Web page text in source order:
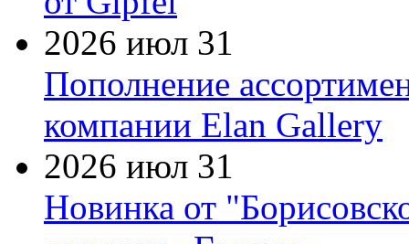
2026 июл 31
Пополнение
компании Elan Gallery
2026 июл 31
Новинка от